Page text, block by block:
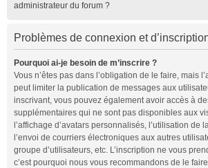
administrateur du forum ?
Problèmes de connexion et
Pourquoi ai-je besoin de m’inscrire ?
Vous n’êtes pas dans l’obligation de le faire, mais
peut limiter la publication de messages aux
inscrivant, vous pouvez également avoir accès à
supplémentaires qui ne sont pas disponibles aux
l’affichage d’avatars personnalisés, l’utilisation de
l’envoi de courriers électroniques aux autres
groupe d’utilisateurs, etc. L’inscription ne vous
c’est pourquoi nous vous recommandons de le